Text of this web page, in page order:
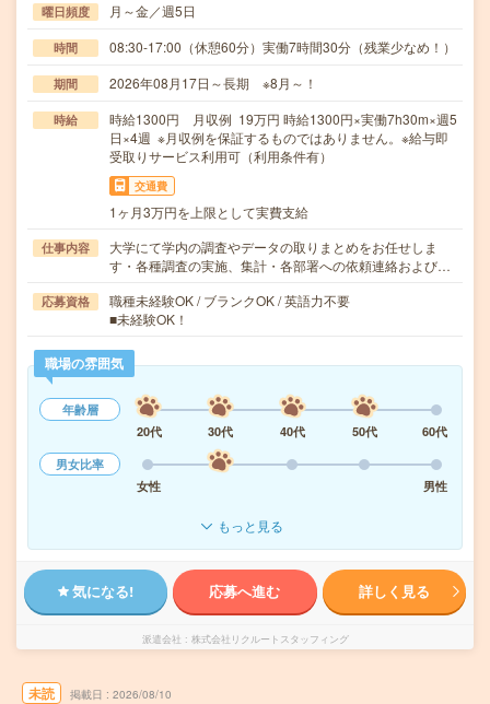
曜日頻度 月～金／週5日
時間 08:30-17:00（休憩60分）実働7時間30分（残業少なめ！）
期間 2026年08月17日～長期 ※8月～！
時給
時給1300円 月収例 19万円 時給1300円×実働7h30m×週5
日×4週 ※月収例を保証するものではありません。※給与即
受取りサービス利用可（利用条件有）
交通費
1ヶ月3万円を上限として実費支給
仕事内容
大学にて学内の調査やデータの取りまとめをお任せしま
す・各種調査の実施、集計・各部署への依頼連絡および…
応募資格
職種未経験OK / ブランクOK / 英語力不要
■未経験OK！
職場の雰囲気
年齢層
20代
30代 40代 50代
60代
男女比率
女性
男性
もっと見る
気になる! 応募へ進む 詳しく見る
派遣会社 株式会社リクルートスタッフィング
未読 掲載日 2026/08/10